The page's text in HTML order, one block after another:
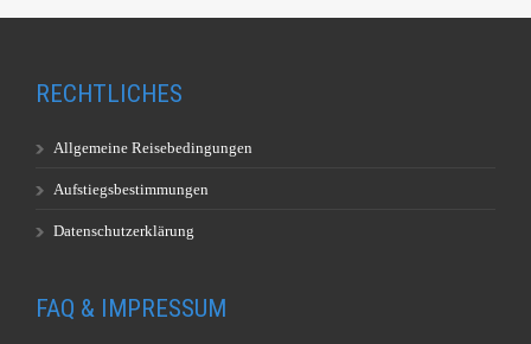
RECHTLICHES
Allgemeine Reisebedingungen
Aufstiegsbestimmungen
Datenschutzerklärung
FAQ & IMPRESSUM